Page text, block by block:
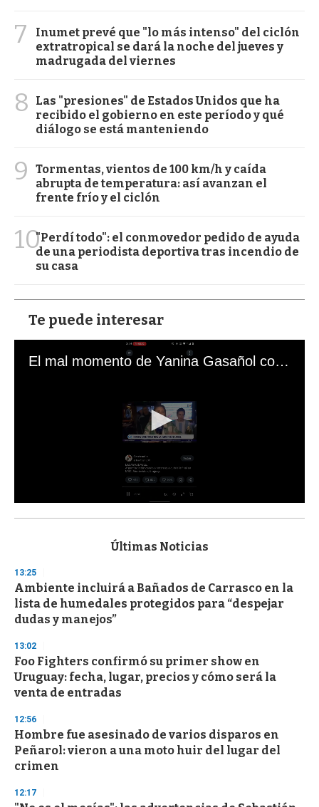
7
Inumet prevé que "lo más intenso" del ciclón
extratropical se dará la noche del jueves y
madrugada del viernes
8
Las "presiones" de Estados Unidos que ha
recibido el gobierno en este período y qué
diálogo se está manteniendo
9
Tormentas, vientos de 100 km/h y caída
abrupta de temperatura: así avanzan el
frente frío y el ciclón
10"Perdí todo": el conmovedor pedido de ayuda
de una periodista deportiva tras incendio de
su casa
Te puede interesar
El mal momento de Yanina Gasañol con un hincha argentino en "Subrayado"
s
d
s
o
f
3
s
e
c
o
n
Últimas Noticias
13:25
Ambiente incluirá a Bañados de Carrasco en la
lista de humedales protegidos para “despejar
dudas y manejos”
13:02
Foo Fighters confirmó su primer show en
Uruguay: fecha, lugar, precios y cómo será la
venta de entradas
12:56
Hombre fue asesinado de varios disparos en
Peñarol: vieron a una moto huir del lugar del
crimen
12:17